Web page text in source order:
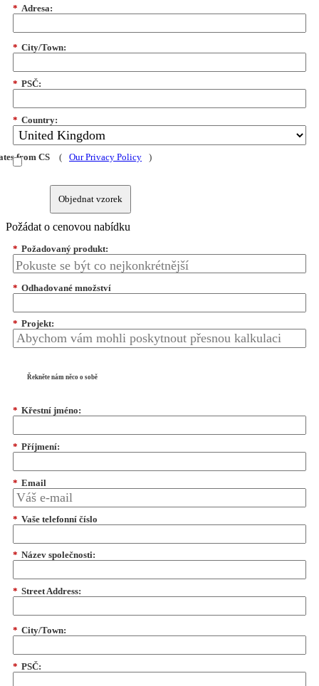
* Adresa:
* City/Town:
* PSČ:
* Country:
from CS ( Our Privacy Policy )
Objednat vzorek
Požádat o cenovou nabídku
* Požadovaný produkt:
* Odhadované množství
* Projekt:
Řekněte nám něco o sobě
* Křestní jméno:
* Příjmení:
* Email
* Vaše telefonní číslo
* Název společnosti:
* Street Address:
* City/Town:
* PSČ: